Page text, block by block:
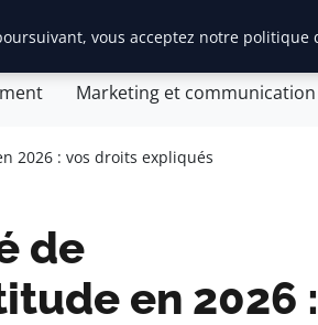
General Gestion et
Marketing et communication
2026 : vos droits expliqués
de
en 2026 :
vous acceptez notre politique